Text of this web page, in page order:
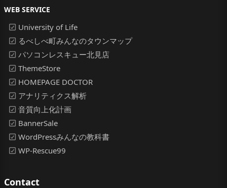
WEB SERVICE
University of Life
るべしべ町みんなのタウンマップ
パソコンレスキュー北見店
ThemeStore
HOMEPAGE DOCTOR
アナリティクス解析
音質向上化計画
BannerSale
WordPressみんなの教科書
WP-Rescue99
Contact